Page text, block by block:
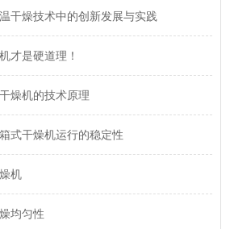
干燥技术中的创新发展与实践
才是硬道理！
燥机的技术原理
式干燥机运行的稳定性
机
均匀性